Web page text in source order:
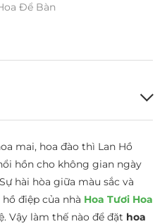
Để Bàn
mai, hoa đào thì Lan Hồ
hồn cho không gian ngày
hài hòa giữa màu sắc và
điệp của nhà Hoa Tươi Hoa
Vậy làm thế nào để đặt hoa